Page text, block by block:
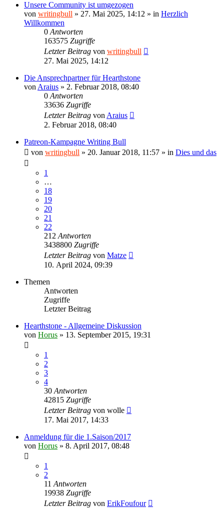
Unsere Community ist umgezogen
von writingbull » 27. Mai 2025, 14:12 » in Herzlich
Willkommen
0 Antworten
163575 Zugriffe
Letzter Beitrag von writingbull
27. Mai 2025, 14:12
Die Ansprechpartner für Hearthstone
von Araius » 2. Februar 2018, 08:40
0 Antworten
33636 Zugriffe
Letzter Beitrag von Araius
2. Februar 2018, 08:40
Patreon-Kampagne Writing Bull
von writingbull » 20. Januar 2018, 11:57 » in Dies und das
1
…
18
19
20
21
22
212 Antworten
3438800 Zugriffe
Letzter Beitrag von Matze
10. April 2024, 09:39
Themen
Antworten
Zugriffe
Letzter Beitrag
Hearthstone - Allgemeine Diskussion
von Horus » 13. September 2015, 19:31
1
2
3
4
30 Antworten
42815 Zugriffe
Letzter Beitrag von wolle
17. Mai 2017, 14:33
Anmeldung für die 1.Saison/2017
von Horus » 8. April 2017, 08:48
1
2
11 Antworten
19938 Zugriffe
Letzter Beitrag von ErikFoufour